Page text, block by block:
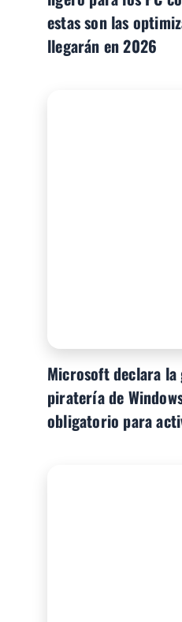
estas son las
llegarán en 2026
Microsoft declara la
piratería de
obligatorio para